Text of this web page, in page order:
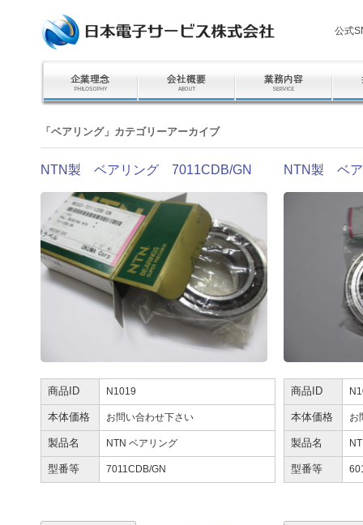
公式
「 ベアリング」カテゴリーアーカイブ
NTN製 ベアリング 7011CDB/GN
商品ID N1019
本体価格 お問い合わせ下さい
製品名 NTN ベアリング
型番等 7011CDB/GN
NTN製 ベ
商品ID
本体価格 お
製品名
型番等